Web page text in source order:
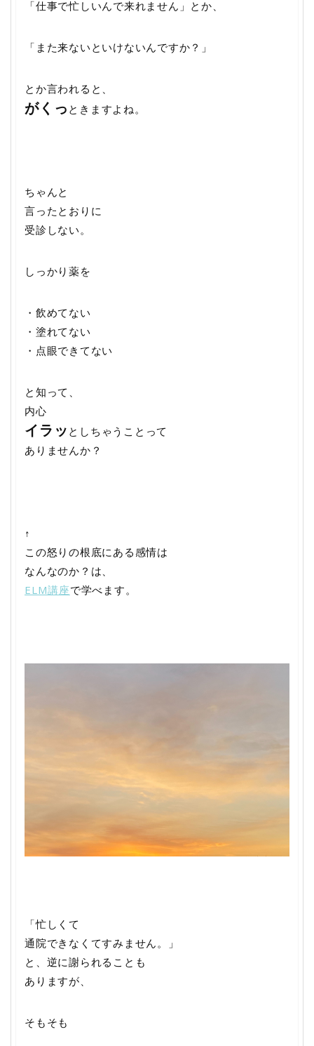
「仕事で忙しいんで来れません」とか、
「また来ないといけないんですか？」
とか言われると、
がくっ ときますよね。
ちゃんと
言ったとおりに
受診しない。
しっかり薬を
・飲めてない
・塗れてない
・点眼できてない
と知って、
内心
イラッ としちゃうことって
ありませんか？
↑
この怒りの根底にある感情は
なんなのか？は、
ELM講座で学べます。
「忙しくて
通院できなくてすみません。」
と、逆に謝られることも
ありますが、
そもそも